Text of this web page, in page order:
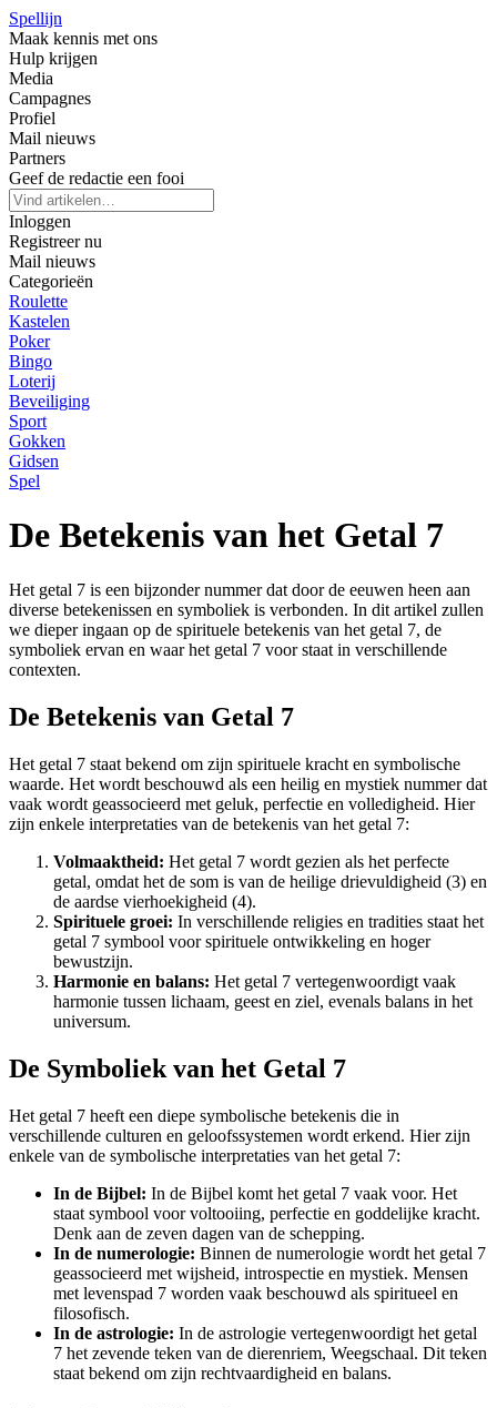
Spellijn
Maak kennis met ons
Hulp krijgen
Media
Campagnes
Profiel
Mail nieuws
Partners
Geef de redactie een fooi
Inloggen
Registreer nu
Mail nieuws
Categorieën
Roulette
Kastelen
Poker
Bingo
Loterij
Beveiliging
Sport
Gokken
Gidsen
Spel
De Betekenis van het Getal 7
Het getal 7 is een bijzonder nummer dat door de eeuwen heen aan
diverse betekenissen en symboliek is verbonden. In dit artikel zullen
we dieper ingaan op de spirituele betekenis van het getal 7, de
symboliek ervan en waar het getal 7 voor staat in verschillende
contexten.
De Betekenis van Getal 7
Het getal 7 staat bekend om zijn spirituele kracht en symbolische
waarde. Het wordt beschouwd als een heilig en mystiek nummer dat
vaak wordt geassocieerd met geluk, perfectie en volledigheid. Hier
zijn enkele interpretaties van de betekenis van het getal 7:
Volmaaktheid: Het getal 7 wordt gezien als het perfecte
getal, omdat het de som is van de heilige drievuldigheid (3) en
de aardse vierhoekigheid (4).
Spirituele groei: In verschillende religies en tradities staat het
getal 7 symbool voor spirituele ontwikkeling en hoger
bewustzijn.
Harmonie en balans: Het getal 7 vertegenwoordigt vaak
harmonie tussen lichaam, geest en ziel, evenals balans in het
universum.
De Symboliek van het Getal 7
Het getal 7 heeft een diepe symbolische betekenis die in
verschillende culturen en geloofssystemen wordt erkend. Hier zijn
enkele van de symbolische interpretaties van het getal 7:
In de Bijbel: In de Bijbel komt het getal 7 vaak voor. Het
staat symbool voor voltooiing, perfectie en goddelijke kracht.
Denk aan de zeven dagen van de schepping.
In de numerologie: Binnen de numerologie wordt het getal 7
geassocieerd met wijsheid, introspectie en mystiek. Mensen
met levenspad 7 worden vaak beschouwd als spiritueel en
filosofisch.
In de astrologie: In de astrologie vertegenwoordigt het getal
7 het zevende teken van de dierenriem, Weegschaal. Dit teken
staat bekend om zijn rechtvaardigheid en balans.